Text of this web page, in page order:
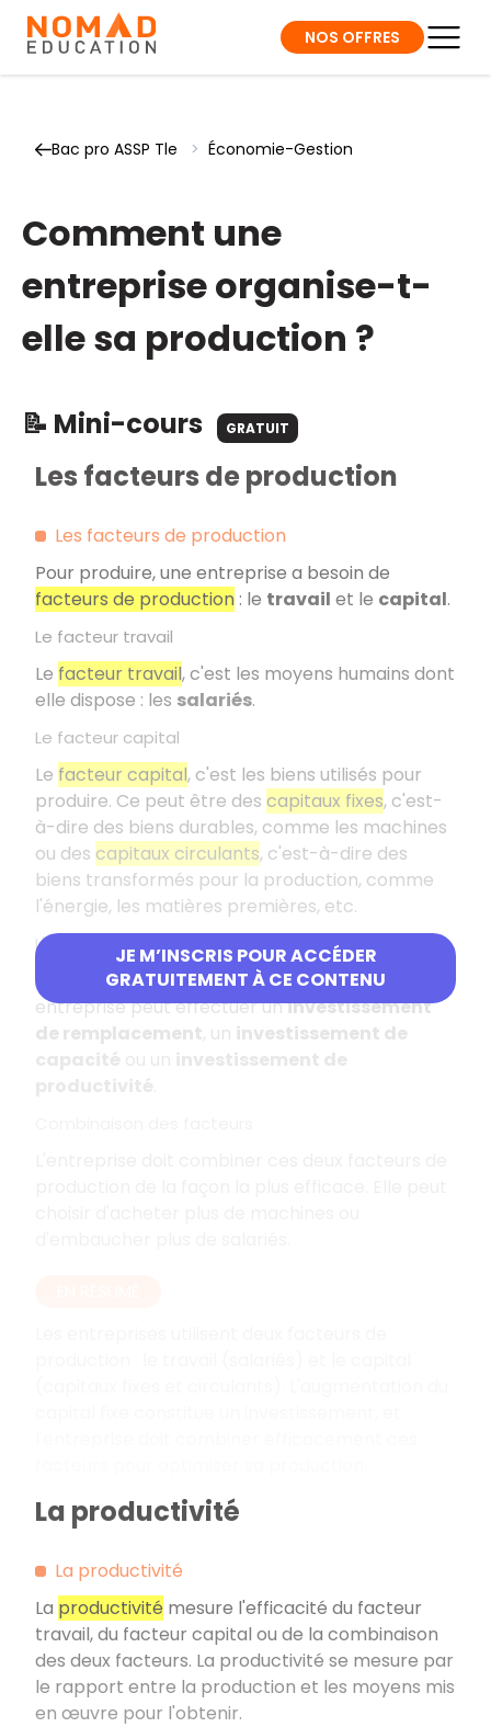
NOS OFFRES
Bac pro ASSP Tle > Économie-Gestion
Comment une
entreprise organise-t-
elle sa production ?
📝 Mini-cours GRATUIT
JE M’INSCRIS POUR ACCÉDER
GRATUITEMENT À CE CONTENU
Les facteurs de production
Les facteurs de production
Pour produire, une entreprise a besoin de
facteurs de production : le travail et le capital.
Le facteur travail
Le facteur travail, c'est les moyens humains dont
elle dispose : les salariés.
Le facteur capital
Le facteur capital, c'est les biens utilisés pour
produire. Ce peut être des capitaux fixes, c'est-
à-dire des biens durables, comme les machines
ou des capitaux circulants, c'est-à-dire des
biens transformés pour la production, comme
l'énergie, les matières premières, etc.
L'investissement
Augmenter le capital fixe, c'estinvestir. Une
entreprise peut effectuer uninvestissement
de remplacement, un investissement de
capacité
investissement de
La productivité
La productivité
La productivité mesure l'efficacité du facteur
travail, du facteur capital ou de la combinaison
des deux facteurs. La productivité se mesure par
le rapport entre la production et les moyens mis
en œuvre pour l'obtenir.